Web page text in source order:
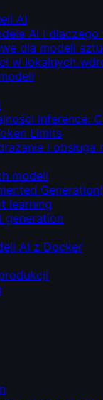
AI
AI i
dla modeli
w lokalnych
inference:
Limits
i
modeli
Generation)
learning
generation
AI z Docker